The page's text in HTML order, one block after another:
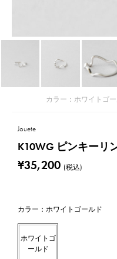
カラー：ホワイトゴ
Jouete
K10WG ピンキーリ
¥35,200 (税込)
カラー：ホワイトゴールド
ホワイトゴ
ールド